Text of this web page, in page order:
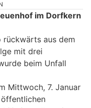
im Dorfkern
rückwärts aus dem
mit drei
beim Unfall
Mittwoch, 7. Januar
öffentlichen